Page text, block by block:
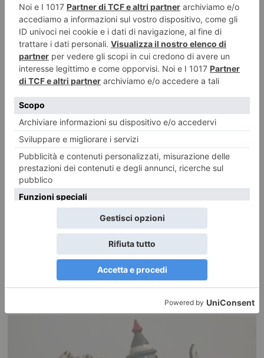
Sabato 8 agosto a Limone Piemonte dalle ore 16 visite guidate e
laboratorio creativo
Sta per tornare MITO SettembreMusica: Milano e Torino,
vent’anni di musica insieme
Con la XX edizione di MITO SettembreMusica, Milano e Torino rinnovano